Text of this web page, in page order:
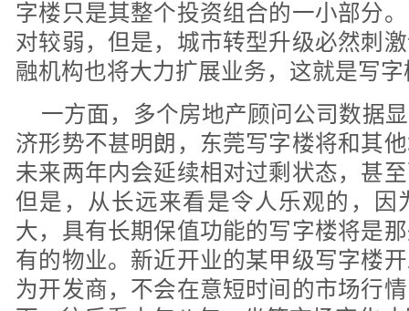
字楼只是其整个投资组合的一小部分
对较弱，但是，城市转型升级必然刺
融机构也将大力扩展业务，这就是写
一方面，多个房地产顾问公司数据
济形势不甚明朗，东莞写字楼将和其
未来两年内会延续相对过剩状态，甚
但是，从长远来看是令人乐观的，因
大，具有长期保值功能的写字楼将是
有的物业。新近开业的某甲级写字楼
为开发商，不会在意短时间的市场行